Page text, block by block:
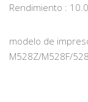
Rendimiento :
modelo de
M528Z/M528F/